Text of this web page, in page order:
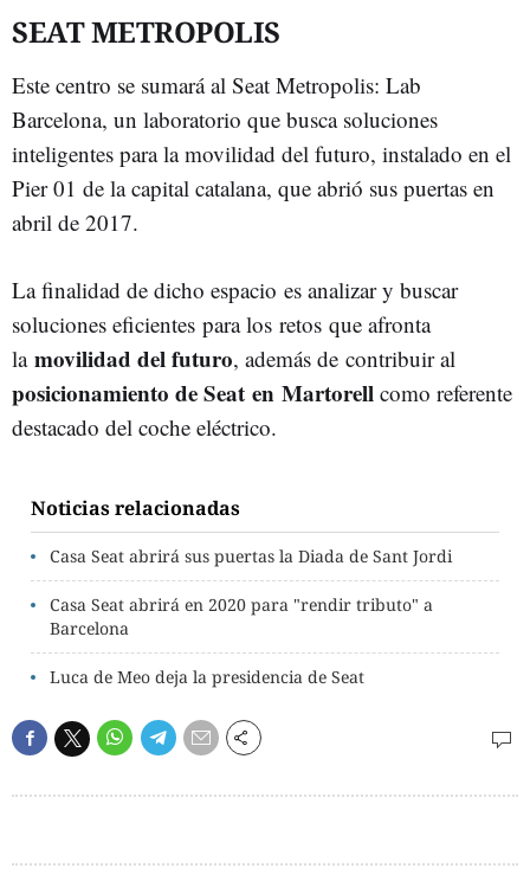
SEAT METROPOLIS
Este centro se sumará al Seat Metropolis: Lab
Barcelona, un laboratorio que busca soluciones
inteligentes para la movilidad del futuro, instalado en el
Pier 01 de la capital catalana, que abrió sus puertas en
abril de 2017.
La finalidad de dicho espacio es analizar y buscar
soluciones eficientes para los retos que afronta
la movilidad del futuro, además de contribuir al
posicionamiento de Seat en Martorell como referente
destacado del coche eléctrico.
Noticias relacionadas
Casa Seat abrirá sus puertas la Diada de Sant Jordi
Casa Seat abrirá en 2020 para "rendir tributo" a
Barcelona
Luca de Meo deja la presidencia de Seat